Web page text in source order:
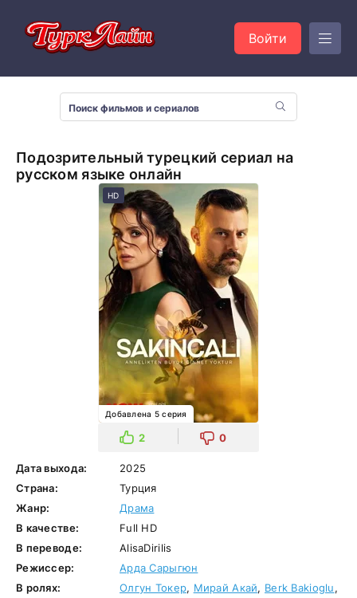
Войти
Подозрительный турецкий сериал на
русском языке онлайн
HD
Добавлена 5 серия
2 0
Дата выхода:
2025
Страна:
Турция
Жанр:
Драма
В качестве:
Full HD
В переводе:
AlisaDirilis
Режиссер:
Арда Сарыгюн
В ролях:
Олгун Токер, Мирай Акай, Berk Bakioglu,